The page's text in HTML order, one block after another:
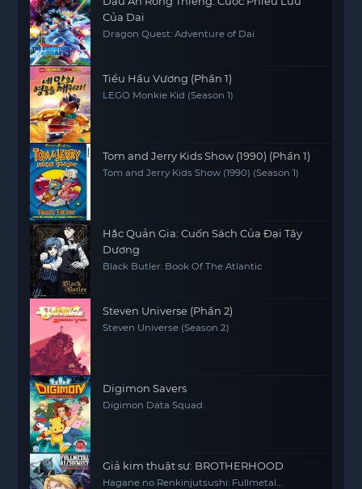
Của Dai
Dragon Quest: Adventure of Dai
Tiểu Hầu Vương (Phần 1)
LEGO Monkie Kid (Season 1)
Tom and Jerry Kids Show (1990) (Phần 1)
Tom and Jerry Kids Show (1990) (Season 1)
Hắc Quản Gia: Cuốn Sách Của Đại Tây
Dương
Black Butler: Book Of The Atlantic
Steven Universe (Phần 2)
Steven Universe (Season 2)
Digimon Savers
Digimon Data Squad
Giả kim thuật sư: BROTHERHOOD
Hagane no Renkinjutsushi: Fullmetal